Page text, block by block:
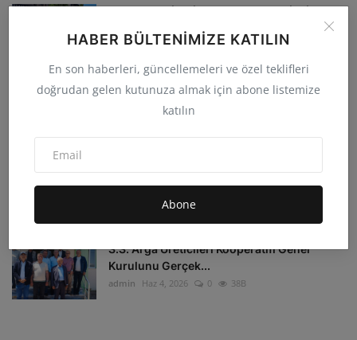
HABER BÜLTENIMIZE KATILIN
En son haberleri, güncellemeleri ve özel teklifleri
doğrudan gelen kutunuza almak için abone listemize
katılın
Abone
HALK İNİSİYATİFİ 3...
admin Tem 2, 2026 0 47B
TOPRAĞINA SAHİP ÇIKAN OVAKIŞLA’DAN
GES PROJESİNE SERT T...
Veli Ağbaba Kürecik’te Vatandaşlarla
Buluştu. “Yeni Par...
Ağu 2, 2026
S.S. Arga Üreticileri Kooperatifi Genel
Kurulunu Gerçek...
admin Haz 4, 2026 0 38B